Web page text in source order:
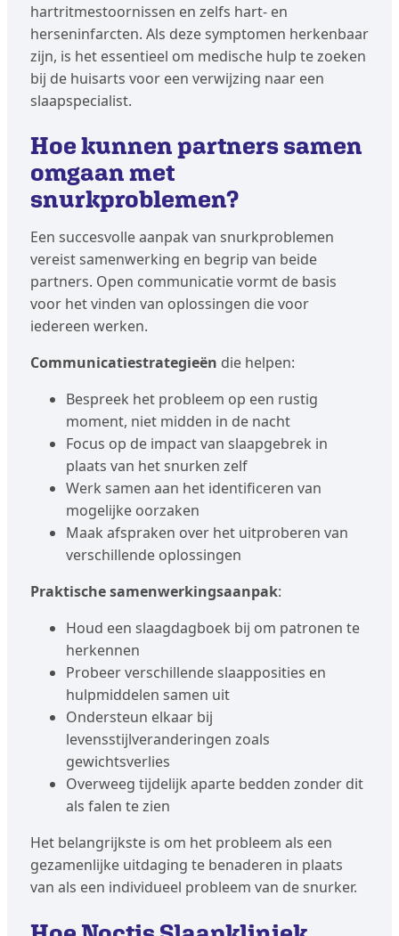
hartritmestoornissen en zelfs hart- en
herseninfarcten. Als deze symptomen herkenbaar
zijn, is het essentieel om medische hulp te zoeken
bij de huisarts voor een verwijzing naar een
slaapspecialist.
Hoe kunnen partners samen
omgaan met
snurkproblemen?
Een succesvolle aanpak van snurkproblemen
vereist samenwerking en begrip van beide
partners. Open communicatie vormt de basis
voor het vinden van oplossingen die voor
iedereen werken.
Communicatiestrategieën die helpen:
Bespreek het probleem op een rustig
moment, niet midden in de nacht
Focus op de impact van slaapgebrek in
plaats van het snurken zelf
Werk samen aan het identificeren van
mogelijke oorzaken
Maak afspraken over het uitproberen van
verschillende oplossingen
Praktische samenwerkingsaanpak:
Houd een slaagdagboek bij om patronen te
herkennen
Probeer verschillende slaapposities en
hulpmiddelen samen uit
Ondersteun elkaar bij
levensstijlveranderingen zoals
gewichtsverlies
Overweeg tijdelijk aparte bedden zonder dit
als falen te zien
Het belangrijkste is om het probleem als een
gezamenlijke uitdaging te benaderen in plaats
van als een individueel probleem van de snurker.